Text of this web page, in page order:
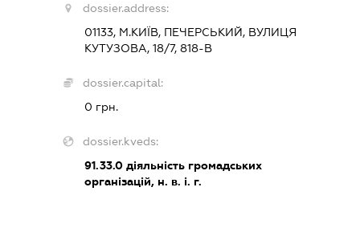
dossier.address:
01133, М.КИЇВ, ПЕЧЕРСЬКИЙ, ВУЛИЦЯ
КУТУЗОВА, 18/7, 818-В
dossier.capital:
0 грн.
dossier.kveds:
91.33.0діяльність громадських
організацій, н. в. і. г.